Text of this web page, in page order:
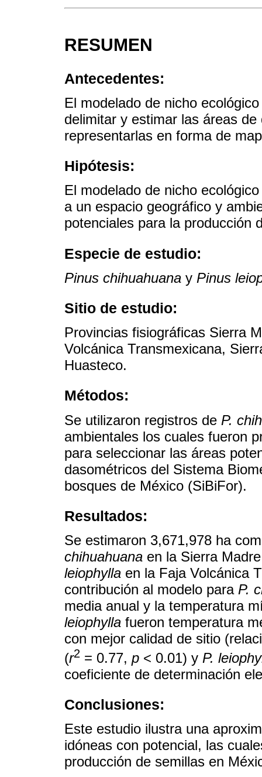
RESUMEN
Antecedentes:
El modelado de nicho
delimitar y estimar las áreas
representarlas en forma de
Hipótesis:
El modelado de nicho
a un espacio geográfico y
potenciales para la producción
Especie de estudio:
Pinus chihuahuana y Pinus
Sitio de estudio:
Provincias fisiográficas Sierra
Volcánica Transmexicana,
Huasteco.
Métodos:
Se utilizaron registros de P.
ambientales los cuales fueron
para seleccionar las áreas
dasométricos del Sistema
bosques de México (SiBiFor).
Resultados:
Se estimaron 3,671,978 ha
chihuahuana en la Sierra
leiophylla en la Faja Volcánica
contribución al modelo para P.
media anual y la temperatura
leiophylla fueron temperatura
con mejor calidad de sitio
(r2 = 0.77, p < 0.01) y P.
coeficiente de determinación
Conclusiones:
Este estudio ilustra una
idóneas con potencial, las
producción de semillas en